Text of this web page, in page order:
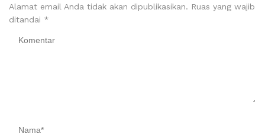
Alamat email Anda tidak akan dipublikasikan. Ruas yang wajib
ditandai *